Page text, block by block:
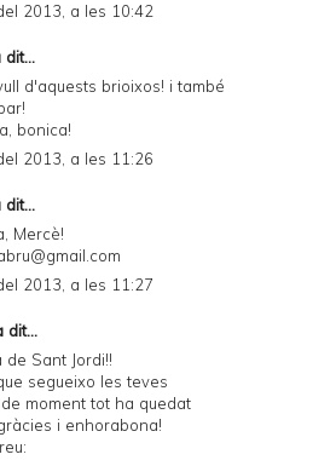
2013, a les 10:42
dit...
d'aquests brioixos! i també
bonica!
2013, a les 11:26
dit...
Mercè!
2013, a les 11:27
dit...
de Sant Jordi!!
segueixo les teves
moment tot ha quedat
i enhorabona!